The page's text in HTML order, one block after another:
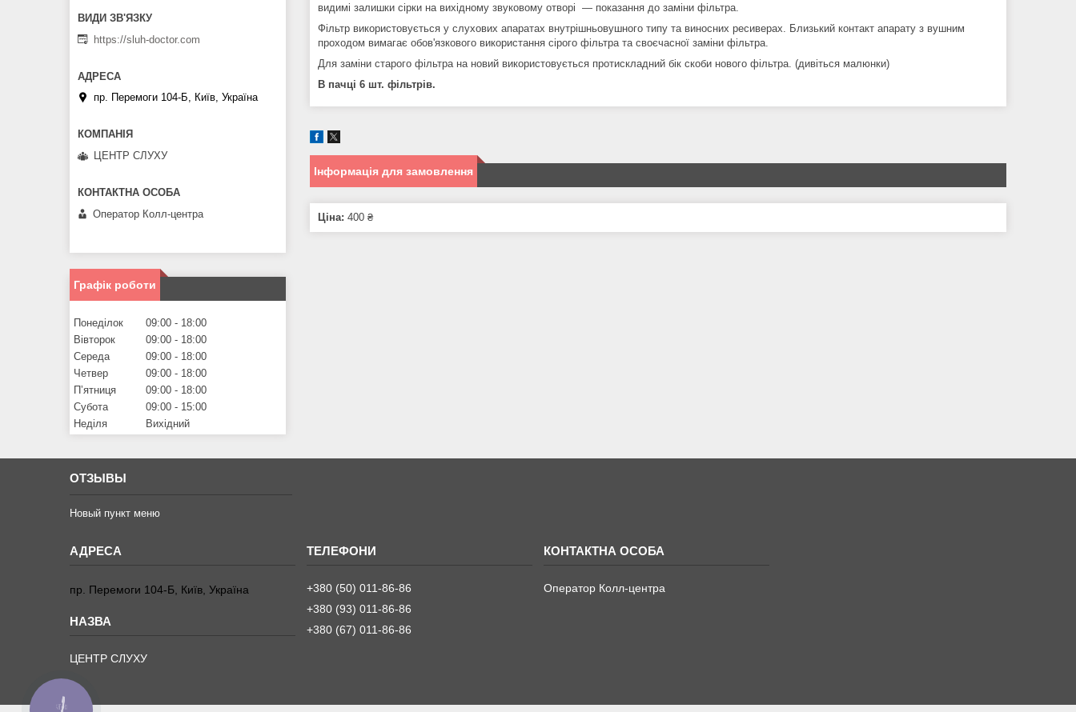
видимі залишки сірки на вихідному звуковому отворі — показання до заміни фільтра.
Фільтр використовується у слухових апаратах внутрішньовушного типу та виносних ресиверах. Близький контакт апарату з вушним
проходом вимагає обов'язкового використання сірого фільтра та своєчасної заміни фільтра.
Для заміни старого фільтра на новий використовується протискладний бік скоби нового фільтра. (дивіться малюнки)
В пачці 6 шт. фільтрів.
Інформація для замовлення
Ціна: 400 ₴
https://sluh-doctor.com
пр. Перемоги 104-Б, Київ, Україна
ЦЕНТР СЛУХУ
Оператор Колл-центра
Графік роботи
Понеділок 09:00
18:00
Вівторок
09:00
18:00
Середа
09:00
18:00
Четвер
09:00
18:00
Пʼятниця
09:00
18:00
Субота
09:00
15:00
Неділя
Вихідний
ОТЗЫВЫ
Новый пункт меню
пр. Перемоги 104-Б, Київ, Україна
ЦЕНТР СЛУХУ
+380 (50) 011-86-86
+380 (93) 011-86-86
+380 (67) 011-86-86
Оператор Колл-центра
КНОПКА